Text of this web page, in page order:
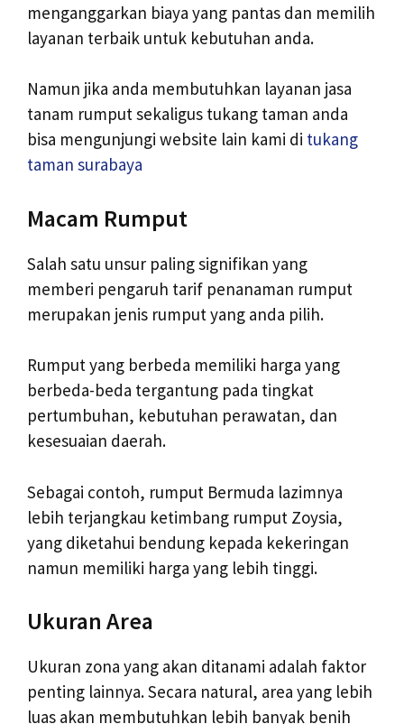
menganggarkan biaya yang pantas dan memilih
layanan terbaik untuk kebutuhan anda.
Namun jika anda membutuhkan layanan jasa
tanam rumput sekaligus tukang taman anda
bisa mengunjungi website lain kami di tukang
taman surabaya
Macam Rumput
Salah satu unsur paling signifikan yang
memberi pengaruh tarif penanaman rumput
merupakan jenis rumput yang anda pilih.
Rumput yang berbeda memiliki harga yang
berbeda-beda tergantung pada tingkat
pertumbuhan, kebutuhan perawatan, dan
kesesuaian daerah.
Sebagai contoh, rumput Bermuda lazimnya
lebih terjangkau ketimbang rumput Zoysia,
yang diketahui bendung kepada kekeringan
namun memiliki harga yang lebih tinggi.
Ukuran Area
Ukuran zona yang akan ditanami adalah faktor
penting lainnya. Secara natural, area yang lebih
luas akan membutuhkan lebih banyak benih